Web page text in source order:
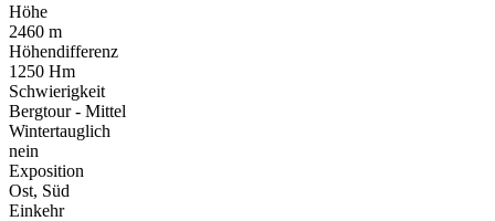
Höhe
2460 m
Höhendifferenz
1250 Hm
Schwierigkeit
Bergtour - Mittel
Wintertauglich
nein
Exposition
Ost, Süd
Einkehr